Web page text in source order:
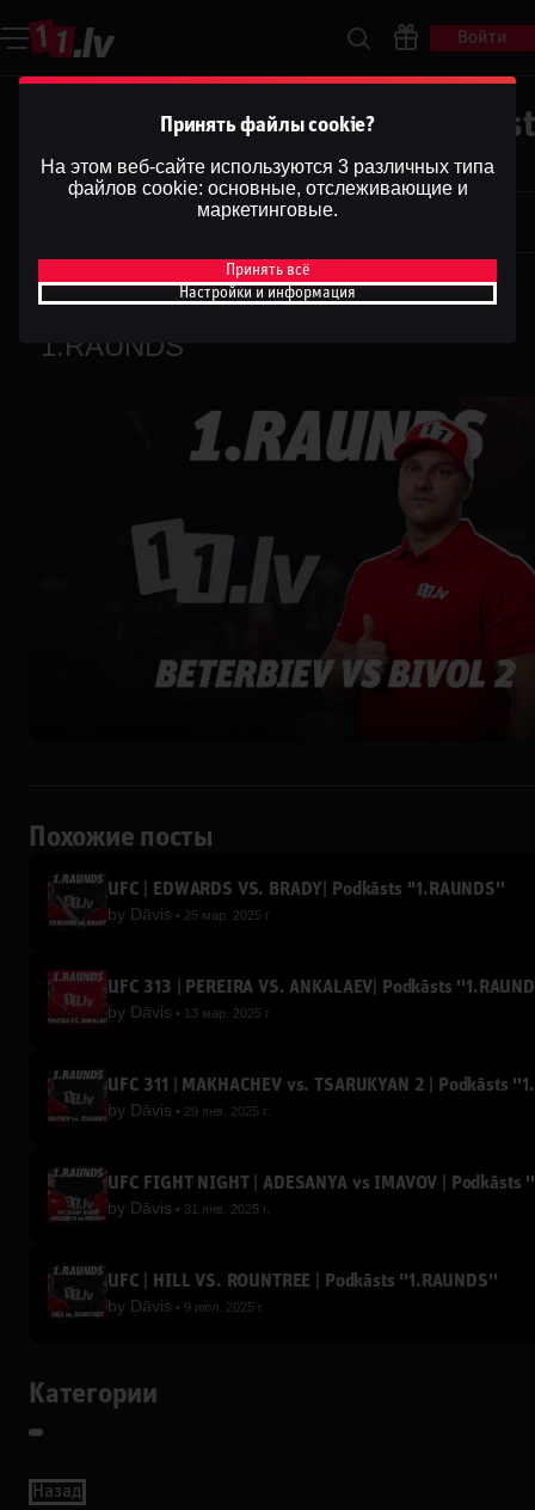
Войти
BETERBIEV vs BIVOL 2 |
''1.RAUNDS''
BETERBIEV vs BIVOL 2 | Podkāsts
''1.RAUNDS''
Похожие посты
UFC | EDWARDS VS. BRADY| Podkāsts ''1.RAUNDS''
by Dāvis 25 мар. 2025 г.
UFC 313 | PEREIRA VS. ANKALAEV| Podkāsts
by Dāvis 13 мар. 2025 г.
UFC 311 | MAKHACHEV vs. TSARUKYAN 2 | Podkāsts
by Dāvis 29 янв. 2025 г.
UFC FIGHT NIGHT | ADESANYA vs IMAVOV | Podkāsts
by Dāvis 31 янв. 2025 г.
UFC | HILL VS. ROUNTREE | Podkāsts ''1.RAUNDS''
by Dāvis 9 июл. 2025 г.
Категории
Назад
Принять файлы cookie?
На этом веб-сайте используются 3 различных типа
файлов cookie: основные, отслеживающие и
маркетинговые.
Принять всё
Настройки и информация